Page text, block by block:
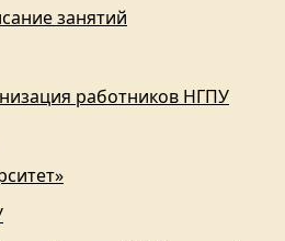
занятий
работников НГПУ